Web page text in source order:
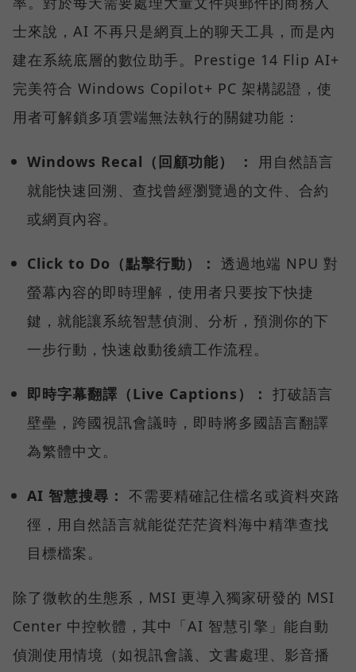
士來說，AI 不再只是網頁上的聊天工具，而是內
建在系統底層的數位助手。Prestige 14 Flip AI+
完美符合 Windows Copilot+ PC 架構認證，使
用者可解鎖多項雲端無法執行的關鍵功能：
Windows Recal（回顧功能） ：
用自然語言
就能快速回溯、查找曾經瀏覽過的文件、合約
或網頁內容。
Click to Do（點擊行動）： 透過地端 NPU 對
螢幕內容的即時理解，使用者只要按下快捷
鍵，就能讓系統智慧偵測、分析，預測你的下
一步行動，快速啟動後續工作流程。
即時字幕翻譯（Live Captions）： 打破語言
壁壘，跨國視訊會議時，即時將多國語言翻譯
為繁體中文。
AI 智慧搜尋： 不需要精確記住檔名或資料夾路
徑，用自然語言就能從茫茫資料海中精準查找
目標檔案。
除了微軟的生態系，MSI 更導入獨家研發的 MSI
Center 中控軟體，其中「AI 智慧引擎」能自動
偵測使用情境（如視訊會議、文書處理、影音播